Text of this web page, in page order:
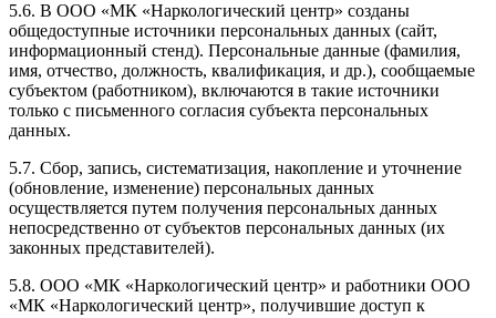
5.6. В ООО «МК «Наркологический центр» созданы
общедоступные источники персональных данных (сайт,
информационный стенд). Персональные данные (фамилия,
имя, отчество, должность, квалификация, и др.), сообщаемые
субъектом (работником), включаются в такие источники
только с письменного согласия субъекта персональных
данных.
5.7. Сбор, запись, систематизация, накопление и уточнение
(обновление, изменение) персональных данных
осуществляется путем получения персональных данных
непосредственно от субъектов персональных данных (их
законных представителей).
5.8. ООО «МК «Наркологический центр» и работники ООО
«МК «Наркологический центр», получившие доступ к